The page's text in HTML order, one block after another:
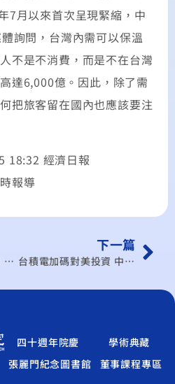
7月以來首次呈現緊縮，中
詢問，台灣內需可以保溫
不是不消費，而是不在台灣
達6,000億。因此，除了需
把旅客留在國內也應該要注
18:32 經濟日報
報導
台積電擴大美國投資！中經院學者正面看待：現在最擔心的是三星
下一篇
台積電加碼對美投資 中經院：最該擔心是韓國三星
四十週年院慶
學術典藏
張麗門紀念圖書館
董事課程專區